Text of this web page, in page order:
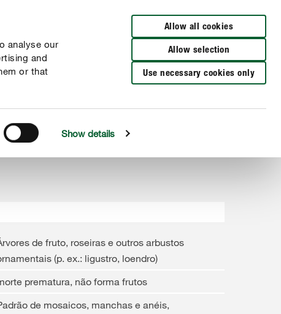
analyse our
and
or that
Show details
Allow all cookies
Allow selection
Use necessary cookies only
Encuentra un distribuidor
de fruto, roseiras e outros arbustos
(p. ex.: ligustro, loendro)
prematura, não forma frutos
de mosaicos, manchas e anéis,